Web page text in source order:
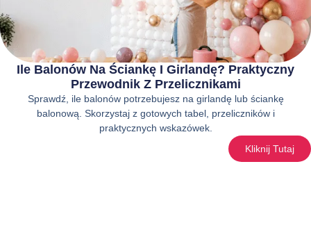
Ile Balonów Na Ściankę I Girlandę? Praktyczny
Przewodnik Z Przelicznikami
Sprawdź, ile balonów potrzebujesz na girlandę lub ściankę
balonową. Skorzystaj z gotowych tabel, przeliczników i
praktycznych wskazówek.
Kliknij Tutaj